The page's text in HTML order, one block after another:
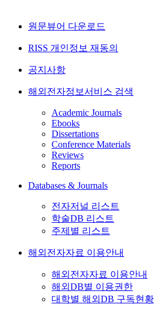
원문뷰어 다운로드
RISS 개인정보 재동의
공지사항
해외전자정보서비스 검색
Academic Journals
Ebooks
Dissertations
Conference Materials
Reviews
Reports
Databases & Journals
전자저널 리스트
학술DB 리스트
주제별 리스트
해외전자자료 이용안내
해외전자자료 이용안내
해외DB별 이용권한
대학별 해외DB 구독현황